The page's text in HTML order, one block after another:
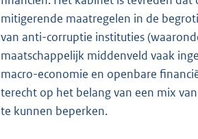
mitigerende maatregelen in de
van anti-corruptie instituties
maatschappelijk middenveld vaak
macro-economie en openbare
terecht op het belang van een mix
te kunnen beperken.